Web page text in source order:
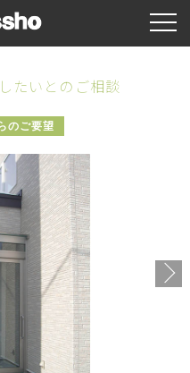
たいとのご相談
のご要望